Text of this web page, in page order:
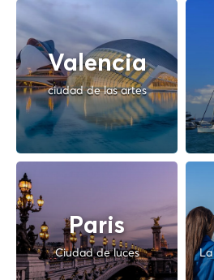
Valencia
ciudad de las artes
Paris
Ciudad de luces